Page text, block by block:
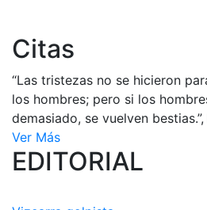
Citas
“Las tristezas no se hicieron
los hombres; pero si los
demasiado, se vuelven
Ver Más
EDITORIAL